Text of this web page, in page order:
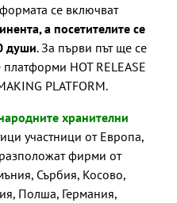
се включват
а посетителите се
души. За първи път ще се
HOT RELEASE
PLATFORM.
хранителни
участници от Европа,
фирми от
Сърбия, Косово,
Полша, Германия,